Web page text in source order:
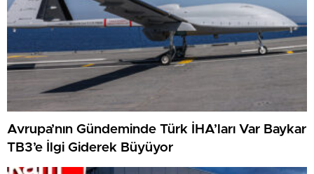
Avrupa’nın Gündeminde Türk İHA’ları Var Baykar
TB3’e İlgi Giderek Büyüyor